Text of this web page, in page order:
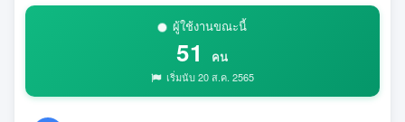
ผู้ใช้งานขณะนี้
51 คน
เริ่มนับ 20 ส.ค. 2565